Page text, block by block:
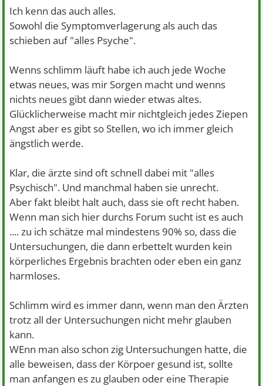
Ich kenn das auch alles.
Sowohl die Symptomverlagerung als auch das
schieben auf "alles Psyche".
Wenns schlimm läuft habe ich auch jede Woche
etwas neues, was mir Sorgen macht und wenns
nichts neues gibt dann wieder etwas altes.
Glücklicherweise macht mir nichtgleich jedes Ziepen
Angst aber es gibt so Stellen, wo ich immer gleich
ängstlich werde.
Klar, die ärzte sind oft schnell dabei mit "alles
Psychisch". Und manchmal haben sie unrecht.
Aber fakt bleibt halt auch, dass sie oft recht haben.
Wenn man sich hier durchs Forum sucht ist es auch
.... zu ich schätze mal mindestens 90% so, dass die
Untersuchungen, die dann erbettelt wurden kein
körperliches Ergebnis brachten oder eben ein ganz
harmloses.
Schlimm wird es immer dann, wenn man den Ärzten
trotz all der Untersuchungen nicht mehr glauben
kann.
WEnn man also schon zig Untersuchungen hatte, die
alle beweisen, dass der Körpoer gesund ist, sollte
man anfangen es zu glauben oder eine Therapie